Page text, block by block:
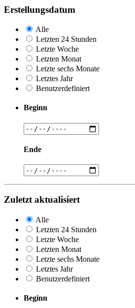
Erstellungsdatum
Alle
Letzten 24 Stunden
Letzte Woche
Letzten Monat
Letzte sechs Monate
Letztes Jahr
Benutzerdefiniert
Beginn
Ende
Zuletzt aktualisiert
Alle
Letzten 24 Stunden
Letzte Woche
Letzten Monat
Letzte sechs Monate
Letztes Jahr
Benutzerdefiniert
Beginn